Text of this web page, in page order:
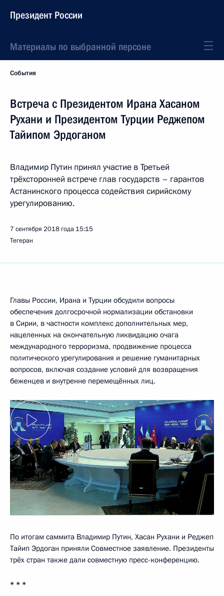
Президент России
Материалы по выбранной персоне
События
Встреча с Президентом Ирана Хасаном
Рухани и Президентом Турции Реджепом
Тайипом Эрдоганом
Владимир Путин принял участие в Третьей
трёхсторонней встрече глав государств – гарантов
Астанинского процесса содействия сирийскому
урегулированию.
7 сентября 2018 года 15:15
Тегеран
Главы России, Ирана и Турции обсудили вопросы
обеспечения долгосрочной нормализации обстановки
в Сирии, в частности комплекс дополнительных мер,
нацеленных на окончательную ликвидацию очага
международного терроризма, продвижение процесса
политического урегулирования и решение гуманитарных
вопросов, включая создание условий для возвращения
беженцев и внутренне перемещённых лиц.
По итогам саммита Владимир Путин, Хасан Рухани и Реджеп
Тайип Эрдоган приняли Совместное заявление. Президенты
трёх стран также дали совместную пресс-конференцию.
* * *